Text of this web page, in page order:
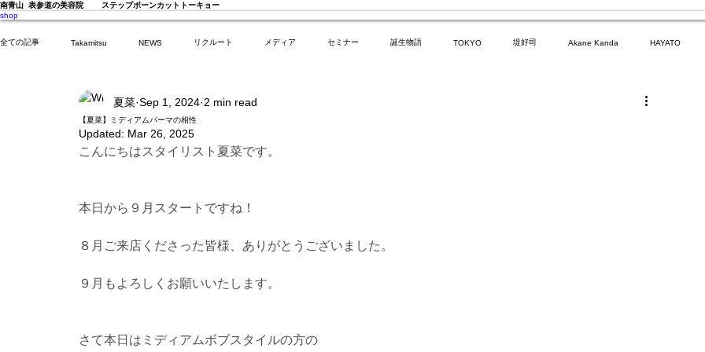
南青山 表参道の美容院 ステップボーンカットトーキョー
shop
全ての記事 Takamitsu NEWS リクルート メディア セミナー 誕生物語 TOKYO 堤好司 Akane Kanda HAYATO
NANA 幸太郎 OSAKA
【夏菜】ミディアムパーマの相性
夏菜 Sep 1, 2024 2 min read
Updated: Mar 26, 2025
こんにちはスタイリスト夏菜です。
本日から９月スタートですね！
８月ご来店くださった皆様、ありがとうございました。
９月もよろしくお願いいたします。
さて本日はミディアムボブスタイルの方の